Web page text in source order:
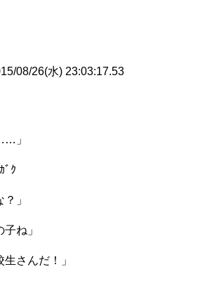
08/26(水) 23:03:17.53
」
ﾞｸ
」
ね」
さんだ！」